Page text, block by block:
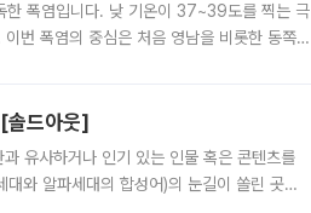
한 폭염입니다. 낮 기온이 37~39도를 찍는 극
번 폭염의 중심은 처음 영남을 비롯한 동쪽
솔드아웃]
유사하거나 인기 있는 인물 혹은 콘텐츠를
와 알파세대의 합성어)의 눈길이 쏠린 곳은